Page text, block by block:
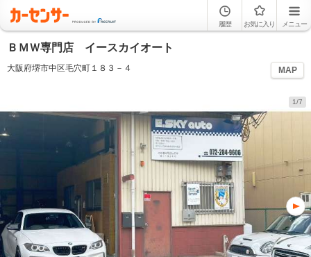
履歴 お気に入り メニュー
ＢＭＷ専門店 イースカイオート
大阪府堺市中区毛穴町１８３－４ MAP
1/7